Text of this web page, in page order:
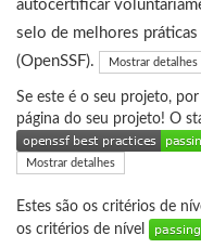
autocertificar
selo de melhores
(OpenSSF).
Mostrar detalhes
Se este é o seu projeto,
página do seu projeto! O
Mostrar detalhes
Estes são os critérios de
os critérios de nível